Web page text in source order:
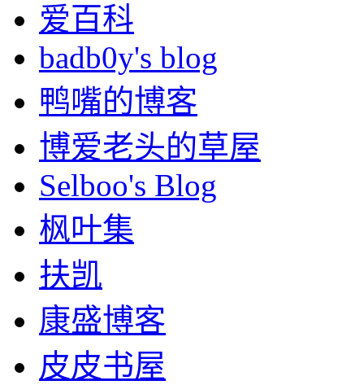
爱百科
badb0y's blog
鸭嘴的博客
博爱老头的草屋
Selboo's Blog
枫叶集
扶凯
康盛博客
皮皮书屋